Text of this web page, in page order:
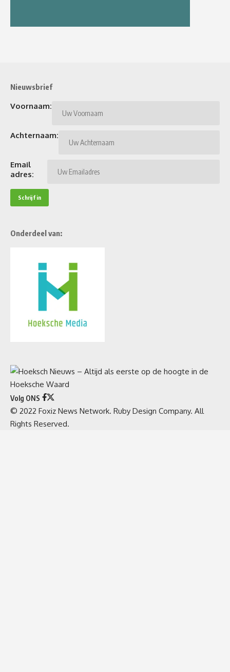
Nieuwsbrief
Voornaam:
Achternaam:
Email
adres:
Onderdeel van:
Volg ONS
© 2022 Foxiz News Network. Ruby Design Company. All
Rights Reserved.